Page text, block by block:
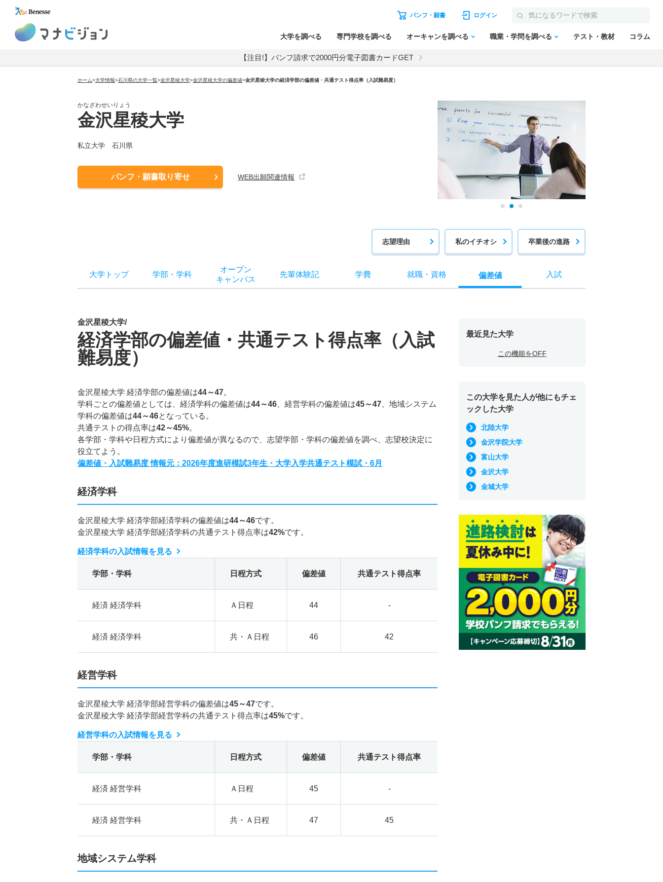
パンフ・願書 ログイン
大学を調べる 専門学校を調べる オーキャンを調べる 職業・学問を調べる テスト・教材 コラム
【注目!】パンフ請求で2000円分電子図書カードGET
ホーム>大学情報>石川県の大学一覧>金沢星稜大学>金沢星稜大学の偏差値>金沢星稜大学の経済学部の偏差値・共通テスト得点率（入試難易度）
かなざわせいりょう
金沢星稜大学
私立大学 石川県
パンフ・願書取り寄せ WEB出願関連情報
志望理由 私のイチオシ 卒業後の進路
大学トップ 学部 ・ 学科
オープン
キャンパス
先輩体験記 学費 就職・ 資格 偏差値 入試
金沢星稜大学/
経済学部の偏差値・共通テスト得点率（入試
難易度）
金沢星稜大学 経済学部の偏差値は44～47。
学科ごとの偏差値としては、経済学科の偏差値は44～46 、経営学科の偏差値は45～47 、地域システム
学科の偏差値は44～46となっている。
共通テストの得点率は42～45%。
各学部・学科や日程方式により偏差値が異なるので、志望学部・学科の偏差値を調べ、志望校決定に
役立てよう。
偏差値・入試難易度 情報元：2026年度進研模試3年生・大学入学共通テスト模試・6月
経済学科
金沢星稜大学 経済学部経済学科の偏差値は44～46です。
金沢星稜大学 経済学部経済学科の共通テスト得点率は42%です。
経済学科の入試情報を見る
学部・学科 日程方式 偏差値 共通テスト得点率
経済 経済学科 Ａ日程 44 -
経済 経済学科 共・Ａ日程 46 42
経営学科
金沢星稜大学 経済学部経営学科の偏差値は45～47です。
金沢星稜大学 経済学部経営学科の共通テスト得点率は45%です。
経営学科の入試情報を見る
学部・学科 日程方式 偏差値 共通テスト得点率
経済 経営学科 Ａ日程 45 -
経済 経営学科 共・Ａ日程 47 45
地域システム学科
最近見た大学
この機能をOFF
この大学を見た人が他にもチェ
ックした大学
北陸大学
金沢学院大学
富山大学
金沢大学
金城大学